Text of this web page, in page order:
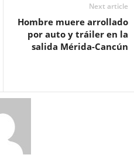
Next article
Hombre muere arrollado
por auto y tráiler en la
salida Mérida-Cancún